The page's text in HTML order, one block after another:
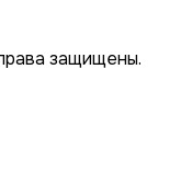
защищены.